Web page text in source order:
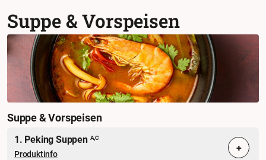
Suppe & Vorspeisen
Suppe & Vorspeisen
1. Peking Suppen A,C
Produktinfo +